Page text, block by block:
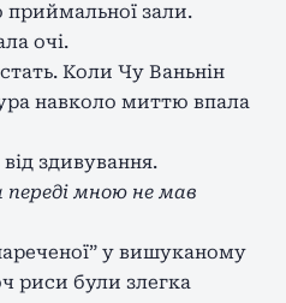
приймальної зали.
очі.
Коли Чу Ваньнін
навколо миттю впала
здивування.
переді мною не мав
у вишуканому
риси були злегка